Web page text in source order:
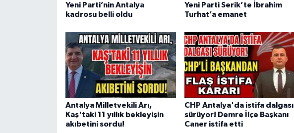
Yeni Parti’nin Antalya
kadrosu belli oldu
Yeni Parti Serik’te İbrahim
Turhat’a emanet
Antalya Milletvekili Arı,
Kaş'taki 11 yıllık bekleyişin
akıbetini sordu!
CHP Antalya'da istifa dalgası
sürüyor! Demre İlçe Başkanı
Caner istifa etti